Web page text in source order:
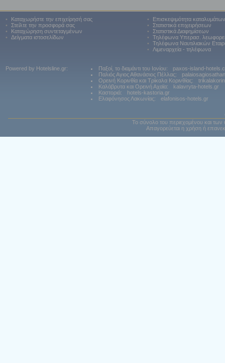
•
Καταχωρήστε την επιχείρησή σας
•
Στείλτε την προσφορά σας
•
Καταχώρηση συντεταγμένων
•
Δείγματα ιστοσελίδων
•
Επισκεψιμότητα καταλυμάτων
•
Στατιστικά επιχειρήσεων
•
Στατιστικά Διαφημίσεων
•
Τηλέφωνα Υπερασ.
•
Τηλέφωνα Ναυτιλιακών
•
Λιμεναρχεία - τηλέφωνα
Powered by Hotelsline.gr: Παξοί, το διαμάντι του Ιονίου:
paxos-island-
Παλιός Αγιος Αθανάσιος Πέλλας:
Ορεινή Κορινθία και Τρίκαλα Κορινθίας:
Καλάβρυτα και Ορεινή Αχαϊα:
kalavryta-hotels.gr
Καστοριά:
hotels-kastoria.gr
Ελαφόνησος Λακωνίας:
elafonisos-hotels.gr
Το σύνολο του περιεχομένου και των
Απαγορεύεται η χρήση ή